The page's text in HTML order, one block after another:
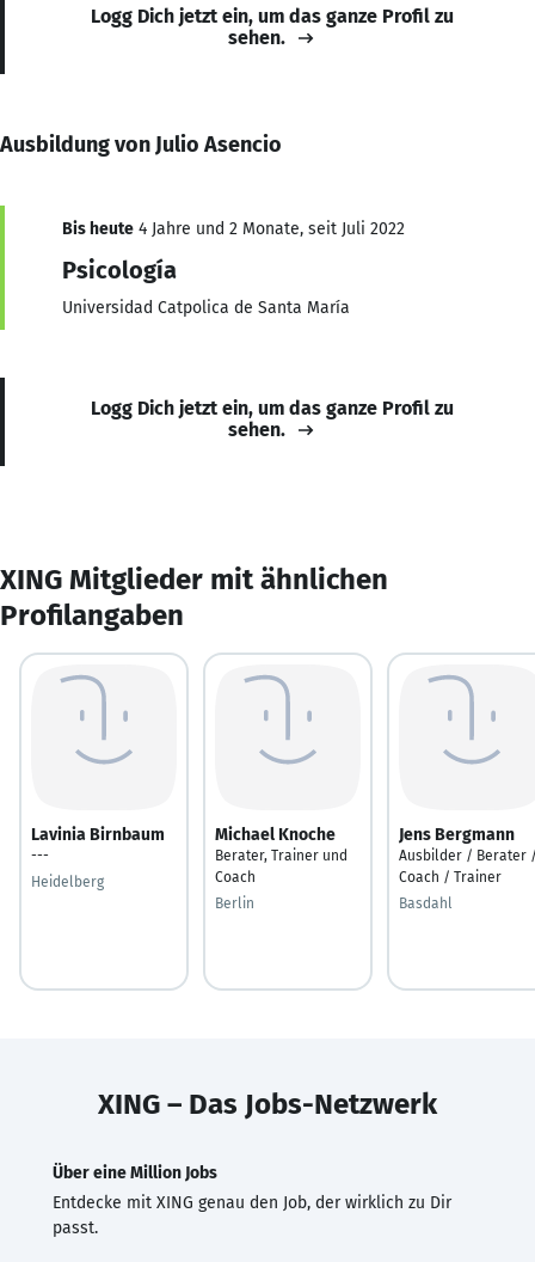
Logg Dich jetzt ein, um das ganze Profil zu
sehen.
Ausbildung von Julio Asencio
Bis heute 4 Jahre und 2 Monate, seit Juli 2022
Psicología
Universidad Catpolica de Santa María
Logg Dich jetzt ein, um das ganze Profil zu
sehen.
XING Mitglieder mit ähnlichen
Profilangaben
Lavinia Birnbaum
---
Heidelberg
Michael Knoche
Berater, Trainer und
Coach
Berlin
Jens Bergmann
Ausbilder / Berater
Coach / Trainer
Basdahl
XING – Das Jobs-Netzwerk
Über eine Million Jobs
Entdecke mit XING genau den Job, der wirklich zu Dir
passt.